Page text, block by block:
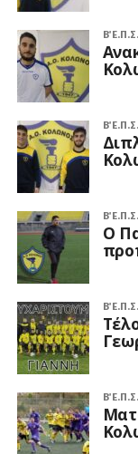
Β΄
Β΄
Β΄
Ο
Β΄
Β΄